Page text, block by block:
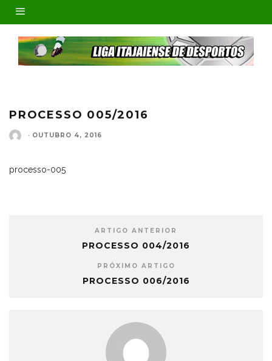
PROCESSO 005/2016
· OUTUBRO 4, 2016
processo-005
ARTIGO ANTERIOR
PROCESSO 004/2016
PRÓXIMO ARTIGO
PROCESSO 006/2016